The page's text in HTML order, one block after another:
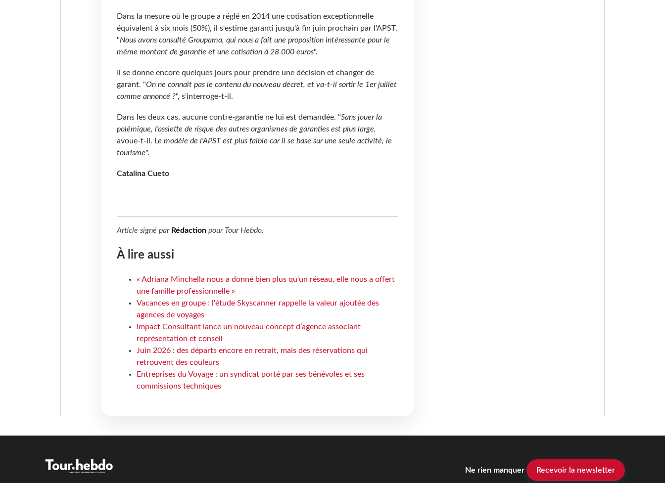
Dans la mesure où le groupe a réglé en 2014 une cotisation exceptionnelle
équivalent à six mois (50%), il s'estime garanti jusqu'à fin juin prochain par l'APST.
"Nous avons consulté Groupama, qui nous a fait une proposition intéressante pour le
même montant de garantie et une cotisation à 28 000 euros".
Il se donne encore quelques jours pour prendre une décision et changer de
garant. "On ne connaît pas le contenu du nouveau décret, et va-t-il sortir le 1er juillet
comme annoncé ?", s'interroge-t-il.
Dans les deux cas, aucune contre-garantie ne lui est demandée. "Sans jouer la
polémique, l'assiette de risque des autres organismes de garanties est plus large,
avoue-t-il. Le modèle de l'APST est plus faible car il se base sur une seule activité, le
tourisme".
Catalina Cueto
Article signé par Rédactionpour Tour Hebdo.
À lire aussi
« Adriana Minchella nous a donné bien plus qu'un réseau, elle nous a offert
une famille professionnelle »
Vacances en groupe : l'étude Skyscanner rappelle la valeur ajoutée des
agences de voyages
Impact Consultant lance un nouveau concept d’agence associant
représentation et conseil
Juin 2026 : des départs encore en retrait, mais des réservations qui
retrouvent des couleurs
Entreprises du Voyage : un syndicat porté par ses bénévoles et ses
commissions techniques
Ne rien manquer Recevoir la newsletter